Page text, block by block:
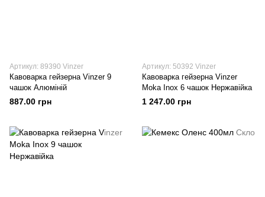
Артикул: 89390 Vinzer
Кавоварка гейзерна Vinzer 9
чашок Алюміній
887.00 грн
Артикул: 50392 Vinzer
Кавоварка гейзерна Vinzer
Moka Inox 6 чашок Нержавійка
1 247.00 грн